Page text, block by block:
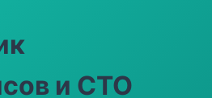
и СТО